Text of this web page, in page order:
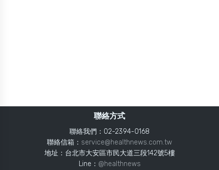
聯絡方式
聯絡我們：02-2394-0168
聯絡信箱： service@healthnews.com.tw
地址：台北市大安區市民大道三段142號5樓
Line： @healthnews